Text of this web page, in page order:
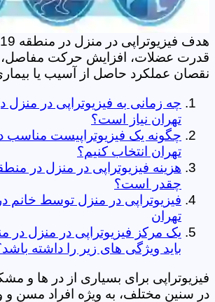
قدرت عضلات، افزایش حرکت
نقصان عملکرد حاصل از آسیب یا
تهران نیاز است؟
تهران انتخاب کنیم؟
چقدر است؟
تهران
باید ویژگی های زیر را داشته
فیزیوتراپی برای بسیاری از در ها و
در سنین مختلف، به ویژه افراد مسن و